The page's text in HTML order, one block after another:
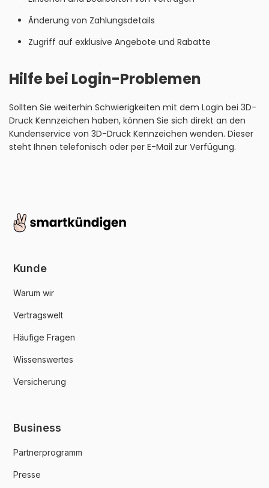
Änderung von Zahlungsdetails
Zugriff auf exklusive Angebote und Rabatte
Hilfe bei Login-Problemen
Sollten Sie weiterhin Schwierigkeiten mit dem Login bei 3D-
Druck Kennzeichen haben, können Sie sich direkt an den
Kundenservice von 3D-Druck Kennzeichen wenden. Dieser
steht Ihnen telefonisch oder per E-Mail zur Verfügung.
Kunde
Warum wir
Vertragswelt
Häufige Fragen
Wissenswertes
Versicherung
Business
Partnerprogramm
Presse